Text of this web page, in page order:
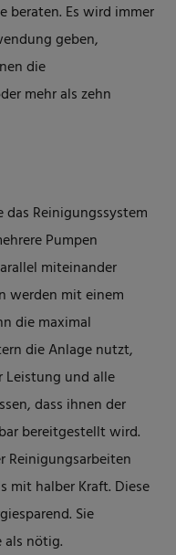
beraten. Es wird immer
geben,
die
mehr als zehn
Reinigungssystem
Pumpen
miteinander
werden mit einem
die maximal
die Anlage nutzt,
Leistung und alle
dass ihnen der
bereitgestellt wird.
Reinigungsarbeiten
mit halber Kraft. Diese
Sie
als nötig.